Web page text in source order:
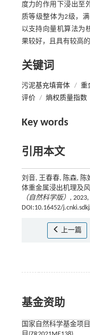
度力的作用下浸出至
质等级整体为2级，
以支持向量机算法为
果较好，且具有较高的
关键词
污泥基充填膏体 / 重
评价 / 熵权质量指数
Key words
引用本文
刘音, 王春春, 陈森, 陈
体重金属浸出机理及
（自然科学版） ,
DOI:10.16452/
上一篇
基金资助
国家自然科学基金项